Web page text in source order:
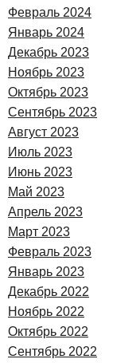
Февраль 2024
Январь 2024
Декабрь 2023
Ноябрь 2023
Октябрь 2023
Сентябрь 2023
Август 2023
Июль 2023
Июнь 2023
Май 2023
Апрель 2023
Март 2023
Февраль 2023
Январь 2023
Декабрь 2022
Ноябрь 2022
Октябрь 2022
Сентябрь 2022